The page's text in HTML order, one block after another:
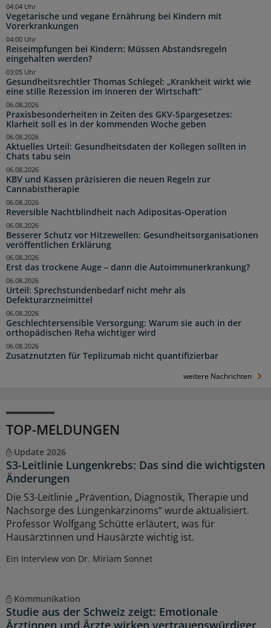
Vegetarische und vegane Ernährung bei Kindern mit
Vorerkrankungen
04:04 Uhr
Reiseimpfungen bei Kindern: Müssen Abstandsregeln
eingehalten werden?
04:00 Uhr
Gesundheitsrechtler Thomas Schlegel: „Krankheit wirkt wie
eine stille Rezession im Inneren der Wirtschaft“
03:05 Uhr
Praxisbesonderheiten in Zeiten des GKV-Spargesetzes:
Klarheit soll es in der kommenden Woche geben
06.08.2026
Aktuelles Urteil: Gesundheitsdaten der Kollegen sollten in
Chats tabu sein
06.08.2026
KBV und Kassen präzisieren die neuen Regeln zur
Cannabistherapie
06.08.2026
Reversible Nachtblindheit nach Adipositas-Operation
06.08.2026
Besserer Schutz vor Hitzewellen: Gesundheitsorganisationen
veröffentlichen Erklärung
06.08.2026
Erst das trockene Auge – dann die Autoimmunerkrankung?
06.08.2026
Urteil: Sprechstundenbedarf nicht mehr als
Defekturarzneimittel
06.08.2026
Geschlechtersensible Versorgung: Warum sie auch in der
orthopädischen Reha wichtiger wird
06.08.2026
Zusatznutzten für Teplizumab nicht quantifizierbar
06.08.2026
weitere Nachrichten
TOP-MELDUNGEN
Update 2026
S3-Leitlinie Lungenkrebs: Das sind die wichtigsten
Änderungen
Die S3-Leitlinie „Prävention, Diagnostik, Therapie und
Nachsorge des Lungenkarzinoms“ wurde aktualisiert.
Professor Wolfgang Schütte erläutert, was für
Hausärztinnen und Hausärzte wichtig ist.
Ein Interview von Dr. Miriam Sonnet
Kommunikation
Studie aus der Schweiz zeigt: Emotionale